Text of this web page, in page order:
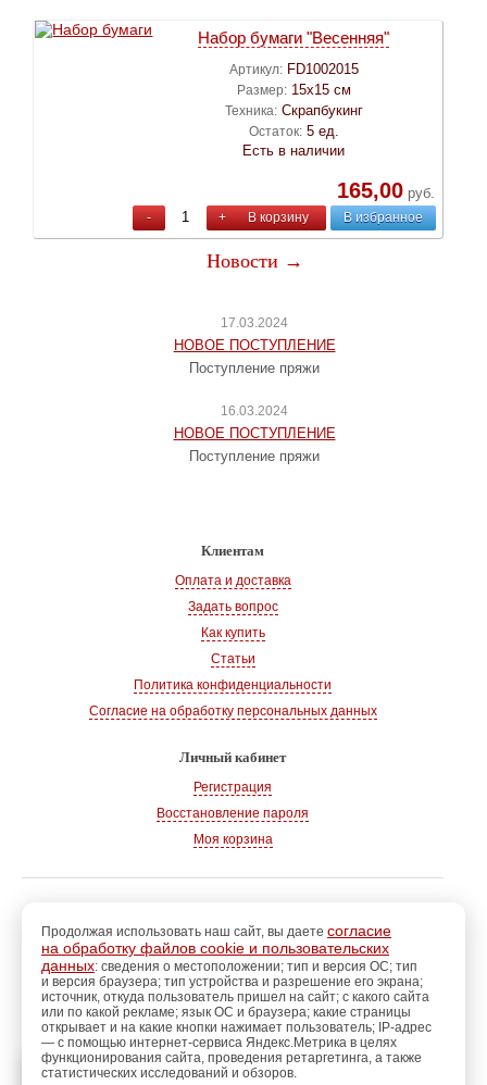
Набор бумаги "Весенняя"
Артикул: FD1002015
Размер: 15х15 см
Техника: Скрапбукинг
Остаток: 5 ед.
Есть в наличии
165,00руб.
- + В корзину В избранное
Новости →
17.03.2024
НОВОЕ ПОСТУПЛЕНИЕ
Поступление пряжи
16.03.2024
НОВОЕ ПОСТУПЛЕНИЕ
Поступление пряжи
Клиентам
Оплата и доставка
Задать вопрос
Как купить
Статьи
Политика конфиденциальности
Согласие на обработку персональных данных
Личный кабинет
Регистрация
Восстановление пароля
Моя корзина
г. Волгодонск
Адрес: 347360, Ростовская обл., г. Волгодонск
Тел.: +7 928 102-83-75
E-mail: info@magazin-rukodelia.ru
Звонки принимаются ежедневно
с 09-00 до 21-00
Продолжая использовать наш сайт, вы даете согласие
на обработку файлов cookie и пользовательских
данных: сведения о местоположении; тип и версия ОС; тип
и версия браузера; тип устройства и разрешение его экрана;
источник, откуда пользователь пришел на сайт; с какого сайта
или по какой рекламе; язык ОС и браузера; какие страницы
открывает и на какие кнопки нажимает пользователь; IP-адрес
— с помощью интернет-сервиса Яндекс.Метрика в целях
функционирования сайта, проведения ретаргетинга, а также
статистических исследований и обзоров.
Пройдитерегистрацию для